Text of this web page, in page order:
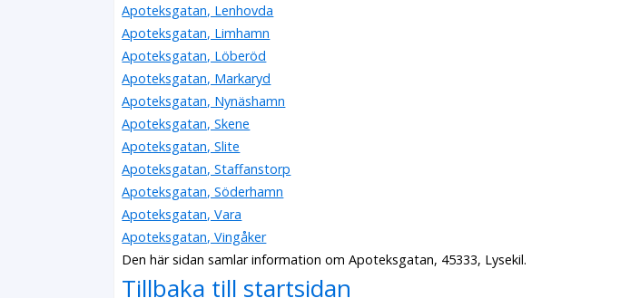
Apoteksgatan, Lenhovda
Apoteksgatan, Limhamn
Apoteksgatan, Löberöd
Apoteksgatan, Markaryd
Apoteksgatan, Nynäshamn
Apoteksgatan, Skene
Apoteksgatan, Slite
Apoteksgatan, Staffanstorp
Apoteksgatan, Söderhamn
Apoteksgatan, Vara
Apoteksgatan, Vingåker
Den här sidan samlar information om Apoteksgatan, 45333, Lysekil.
Tillbaka till startsidan